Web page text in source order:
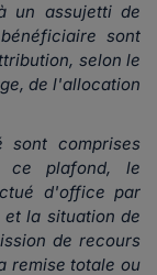
un assujetti de
sont
selon le
de l'allocation
sont comprises
plafond, le
d'office par
la situation de
de recours
remise totale ou